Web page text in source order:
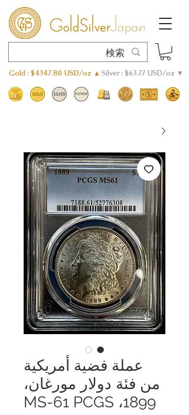
Gold : $4347.80 USD/oz ▲ Silver : $63.77 USD/oz ▼
عملة فضية أمريكية
من فئة دولار مورغان،
1899، MS-61 PCGS